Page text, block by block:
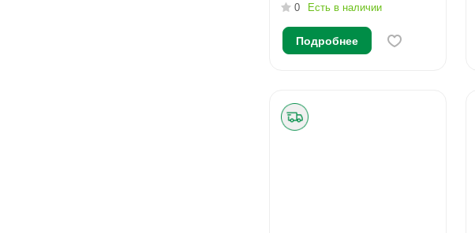
0 Есть в наличии
Подробнее